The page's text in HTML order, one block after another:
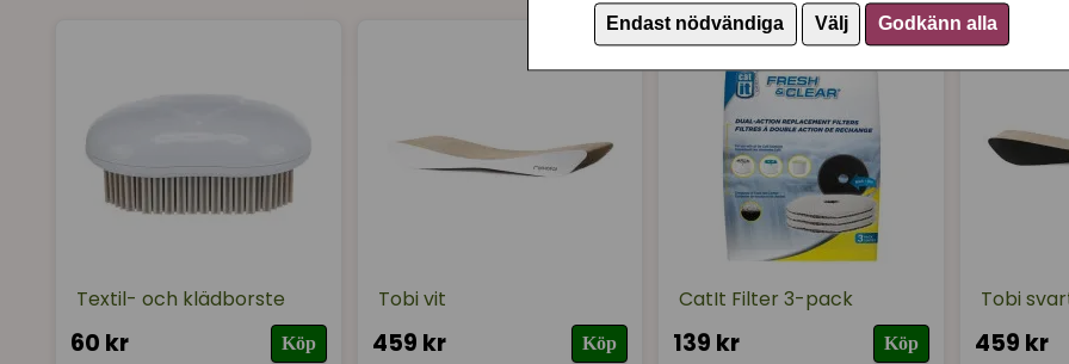
Endast nödvändiga Välj Godkänn alla
Annelie
Detta är en bra och
gjorts på lådan.
Rekommenderar detta
Textil- och klädborste
60 kr Köp
Tobi vit
459 kr Köp
CatIt Filter 3-pack
139 kr Köp
Tobi
459 kr